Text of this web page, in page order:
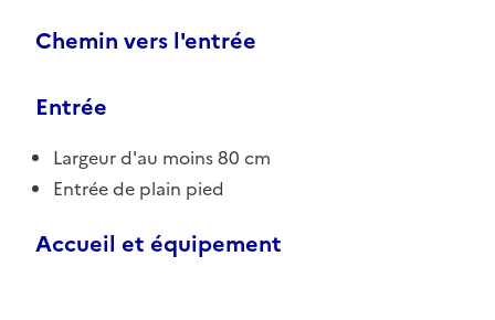
Chemin vers l'entrée
Entrée
Largeur d'au moins 80 cm
Entrée de plain pied
Accueil et équipement